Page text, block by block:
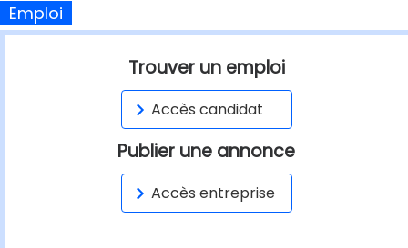
Emploi
Trouver un emploi
Accès candidat
Publier une annonce
Accès entreprise